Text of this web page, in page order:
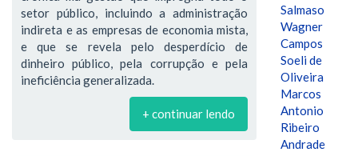
setor público, incluindo a administração
indireta e as empresas de economia mista,
e que se revela pelo desperdício de
dinheiro público, pela corrupção e pela
ineficiência generalizada.
+ continuar lendo
Salmaso
Wagner
Campos
Soeli de
Oliveira
Marcos
Antonio
Ribeiro
Andrade